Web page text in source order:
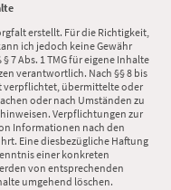
erstellt. Für die Richtigkeit,
ich jedoch keine Gewähr
7 Abs. 1 TMG für eigene Inhalte
verantwortlich. Nach §§ 8 bis
verpflichtet, übermittelte oder
oder nach Umständen zu
Verpflichtungen zur
Informationen nach den
Eine diesbezügliche Haftung
einer konkreten
von entsprechenden
umgehend löschen.